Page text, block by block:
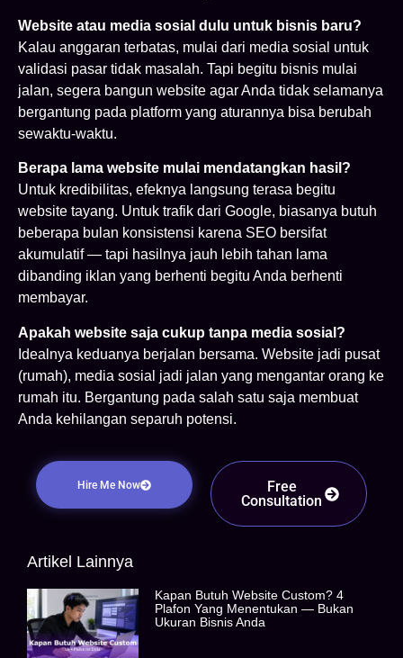
Website atau media sosial dulu untuk bisnis baru?
Kalau anggaran terbatas, mulai dari media sosial untuk
validasi pasar tidak masalah. Tapi begitu bisnis mulai
jalan, segera bangun website agar Anda tidak selamanya
bergantung pada platform yang aturannya bisa berubah
sewaktu-waktu.
Berapa lama website mulai mendatangkan hasil?
Untuk kredibilitas, efeknya langsung terasa begitu
website tayang. Untuk trafik dari Google, biasanya butuh
beberapa bulan konsistensi karena SEO bersifat
akumulatif — tapi hasilnya jauh lebih tahan lama
dibanding iklan yang berhenti begitu Anda berhenti
membayar.
Apakah website saja cukup tanpa media sosial?
Idealnya keduanya berjalan bersama. Website jadi pusat
(rumah), media sosial jadi jalan yang mengantar orang ke
rumah itu. Bergantung pada salah satu saja membuat
Anda kehilangan separuh potensi.
Hire Me Now
Free
Consultation
Artikel Lainnya
Kapan Butuh Website Custom? 4
Plafon Yang Menentukan — Bukan
Ukuran Bisnis Anda